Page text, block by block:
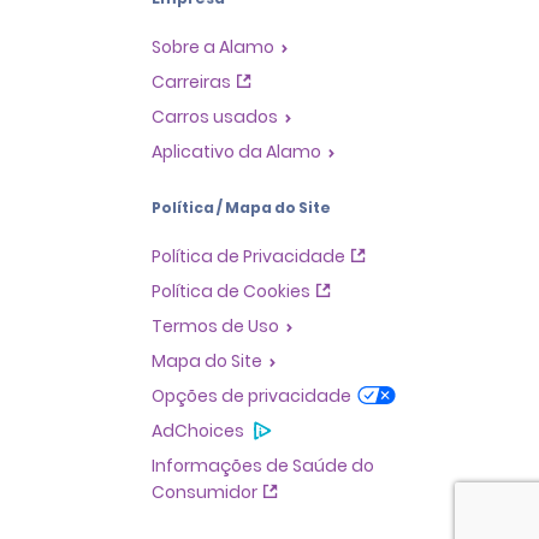
Sobre a Alamo
Carreiras
Carros usados
Aplicativo da Alamo
Política / Mapa do Site
Política de Privacidade
Política de Cookies
Termos de Uso
Mapa do Site
Opções de privacidade
AdChoices
Informações de Saúde do
Consumidor